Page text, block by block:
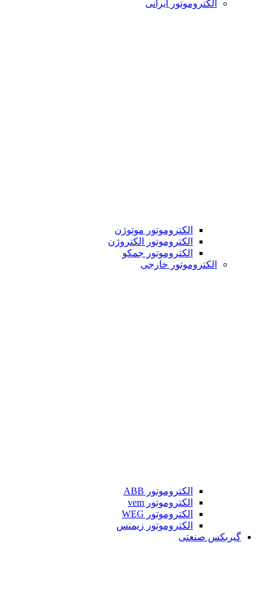
الکتروموتور ایرانی
الکتروموتور موتوژن
الکتروموتور الکتروژن
الکتروموتور جمکو
الکتروموتور خارجی
الکتروموتور ABB
الکتروموتور vem
الکتروموتور WEG
الکتروموتور زیمنس
گیربکس صنعتی